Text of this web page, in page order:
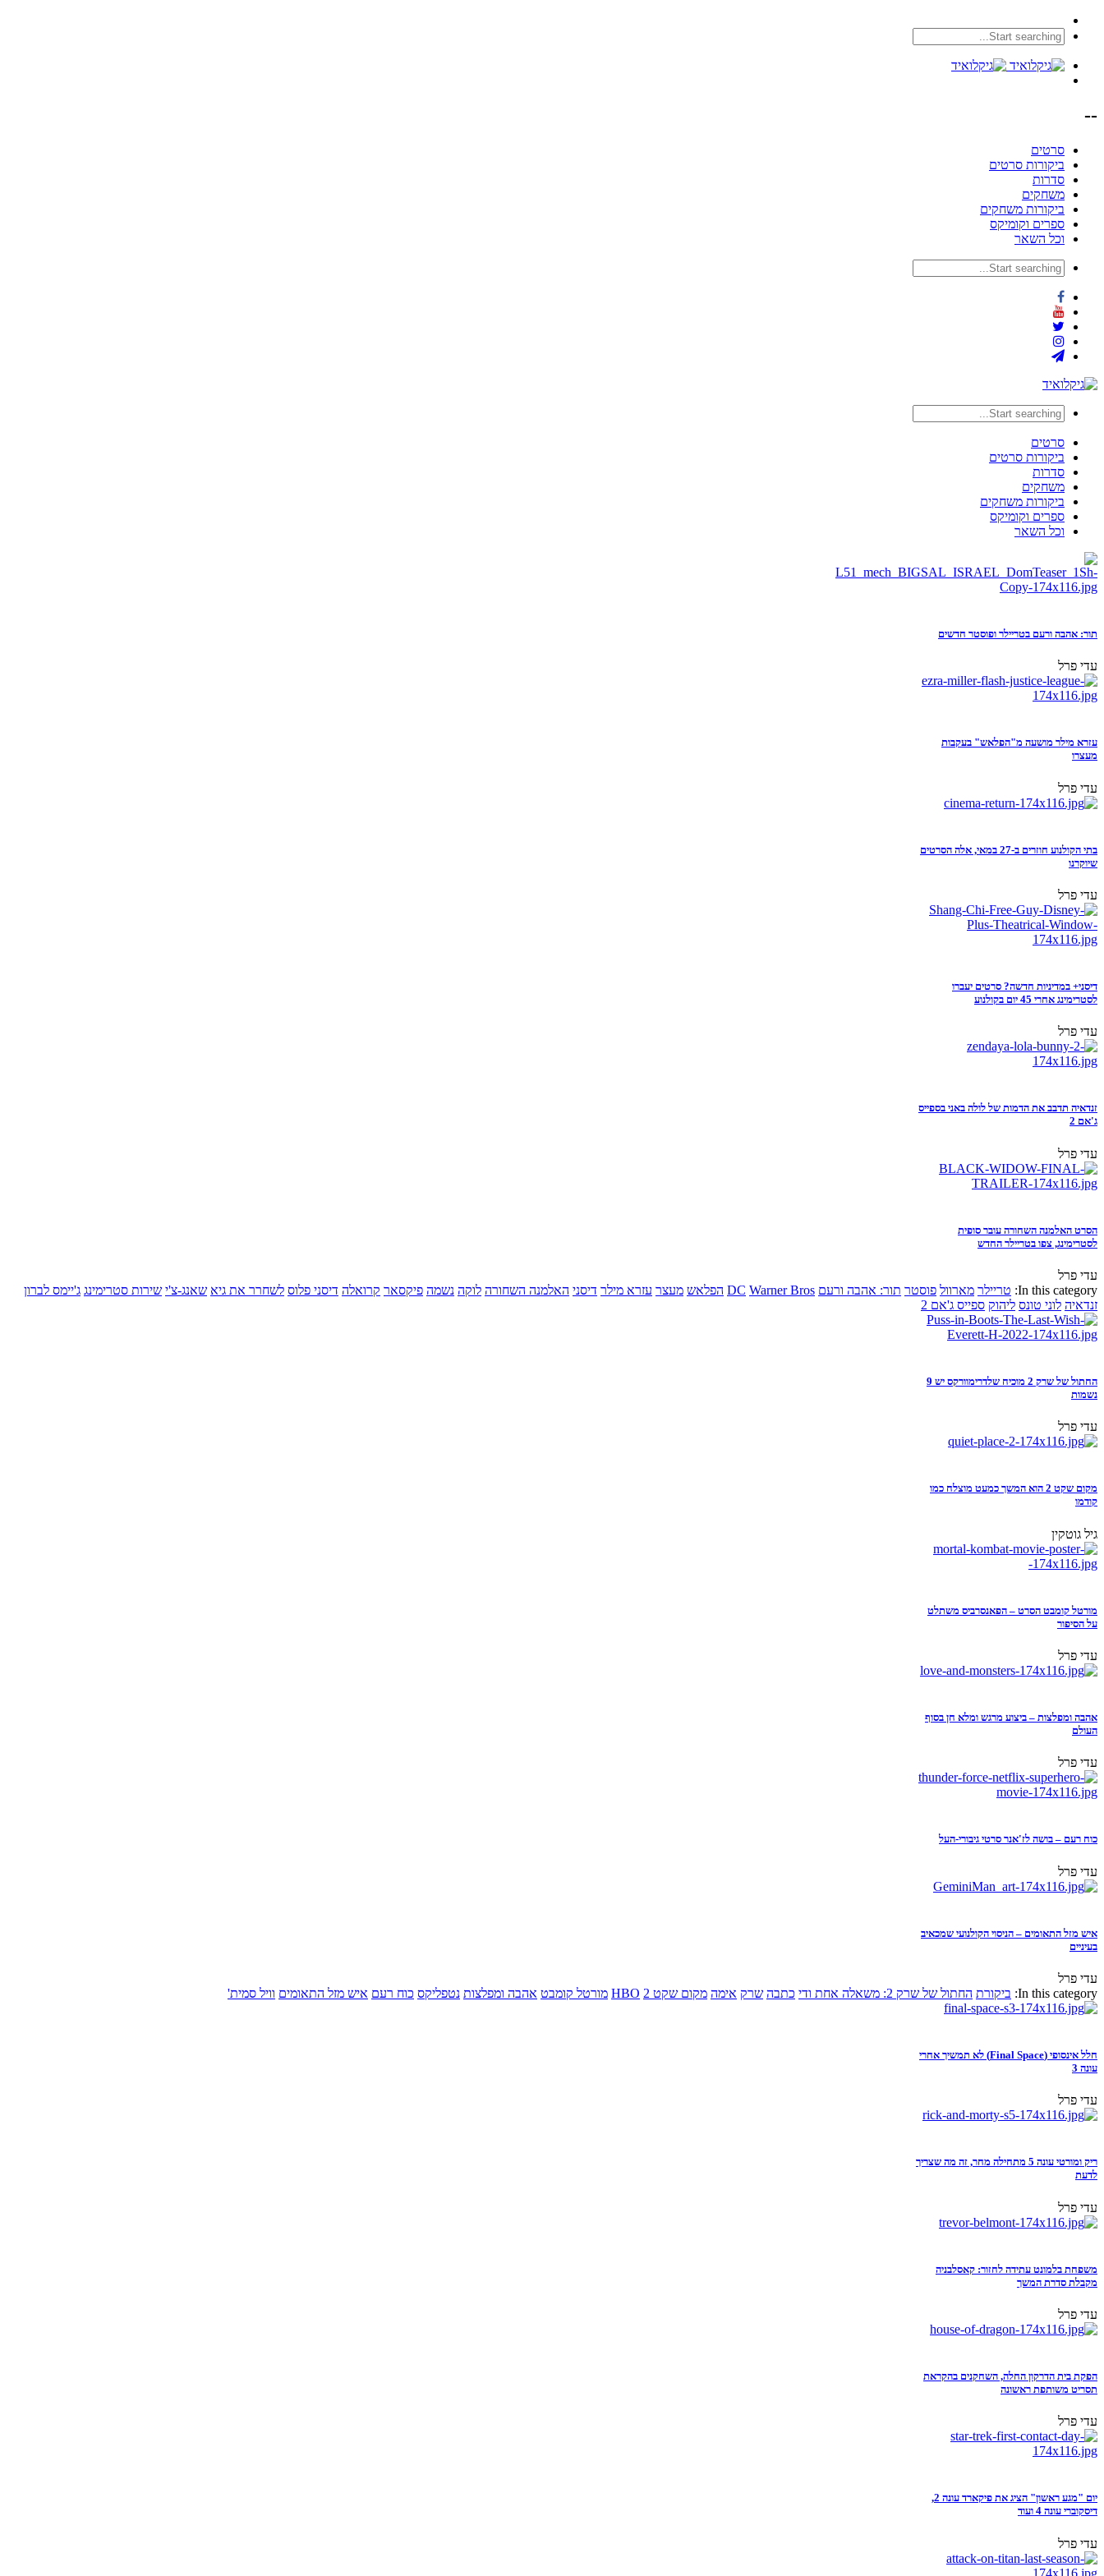
--
סרטים
ביקורות סרטים
סדרות
משחקים
ביקורות משחקים
ספרים וקומיקס
וכל השאר
סרטים
ביקורות סרטים
סדרות
משחקים
ביקורות משחקים
ספרים וקומיקס
וכל השאר
תור: אהבה ורעם בטריילר ופוסטר חדשים
עדי פרל
עזרא מילר מושעה מ"הפלאש" בעקבות
מעצרו
עדי פרל
בתי הקולנוע חוזרים ב-27 במאי, אלה הסרטים
שיוקרנו
עדי פרל
דיסני+ במדיניות חדשה? סרטים יעברו
לסטרימינג אחרי 45 יום בקולנוע
עדי פרל
זנדאיה תדבב את הדמות של לולה באני בספייס
ג'אם 2
עדי פרל
הסרט האלמנה השחורה עובר סופית
לסטרימינג, צפו בטריילר החדש
עדי פרל
In this category: טריילר מארוול פוסטר תור: אהבה ורעם DC Warner Bros הפלאש מעצר עזרא מילר דיסני האלמנה השחורה לוקה נשמה פיקסאר קרואלה דיסני פלוס לשחרר את גיא שאנג-צ'י שירות סטרימינג ג'יימס לברון
זנדאיה לוני טונס ליהוק ספייס ג'אם 2
החתול של שרק 2 מוכיח שלדרימוורקס יש 9
נשמות
עדי פרל
מקום שקט 2 הוא המשך כמעט מוצלח כמו
קודמו
גיל גוטקין
מורטל קומבט הסרט – הפאנסרביס משתלט
על הסיפור
עדי פרל
אהבה ומפלצות – ביצוע מרגש ומלא חן בסוף
העולם
עדי פרל
כוח רעם – בושה לז'אנר סרטי גיבורי-העל
עדי פרל
איש מזל התאומים – הניסוי הקולנועי שמכאיב
בעיניים
עדי פרל
In this category: ביקורת החתול של שרק 2: משאלה אחת ודי כתבה שרק אימה מקום שקט 2 HBO מורטל קומבט אהבה ומפלצות נטפליקס כוח רעם איש מזל התאומים וויל סמית'
חלל אינסופי (Final Space) לא תמשיך אחרי
עונה 3
עדי פרל
ריק ומורטי עונה 5 מתחילה מחר, זה מה שצריך
לדעת
עדי פרל
משפחת בלמונט עתידה לחזור: קאסלבניה
מקבלת סדרת המשך
עדי פרל
הפקת בית הדרקון החלה, השחקנים בהקראת
תסריט משותפת ראשונה
עדי פרל
יום "מגע ראשון" הציג את פיקארד עונה 2,
דיסקוברי עונה 4 ועוד
עדי פרל